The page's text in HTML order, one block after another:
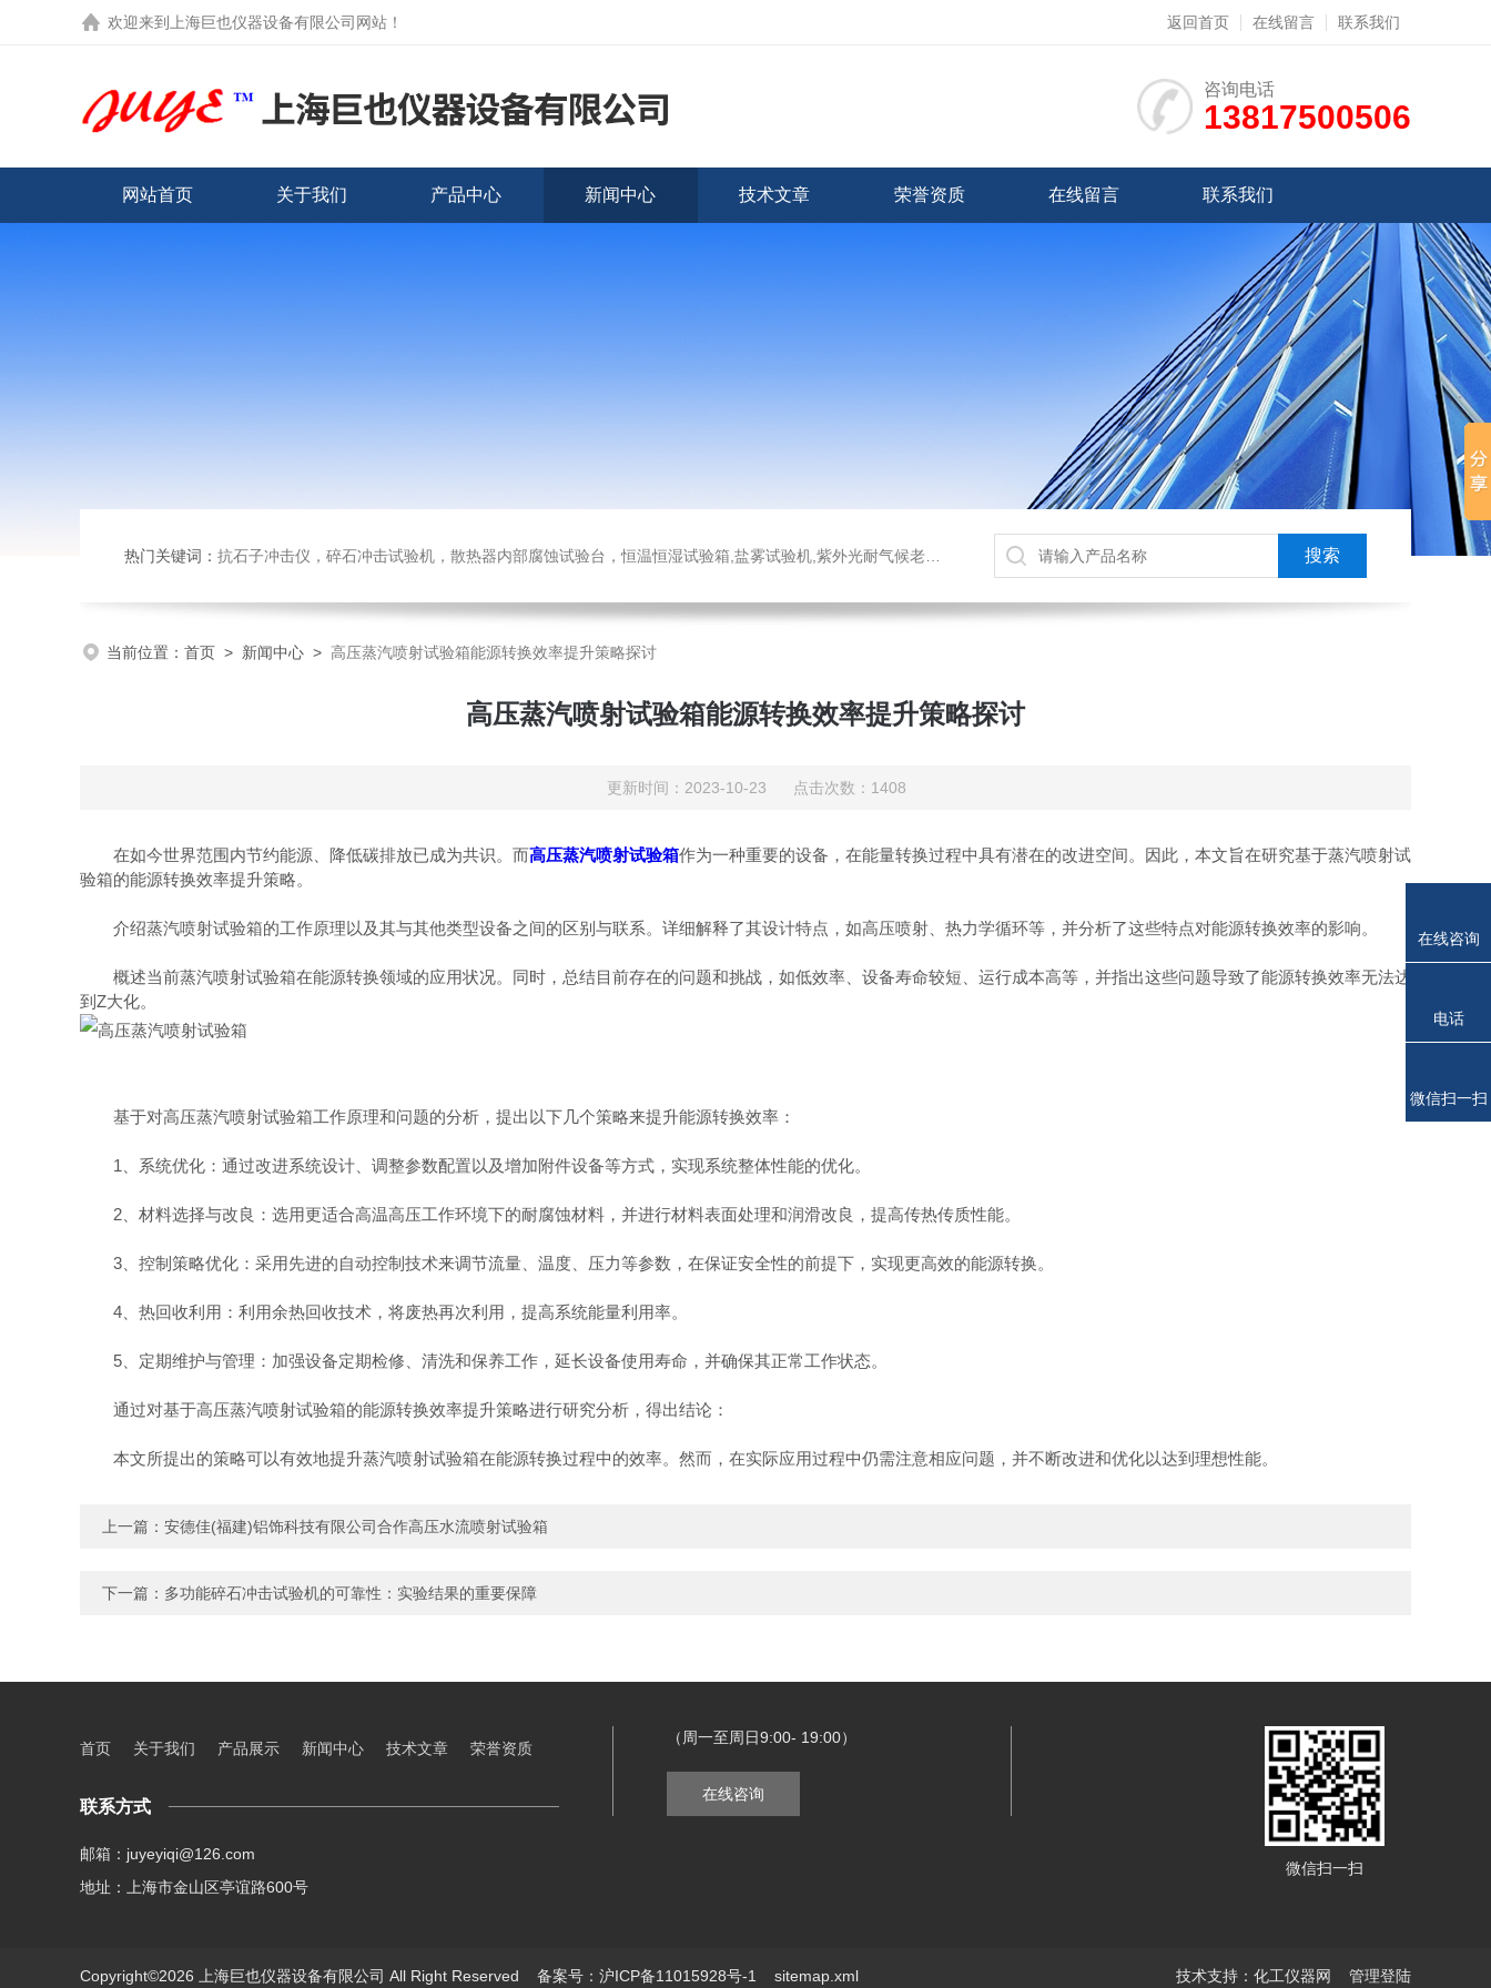
欢迎来到 上海巨也仪器设备有限公司网站 ！ 返回首页 在线留言 联系我们
咨询电话
13817500506
网站首页 关于我们 产品中心 新闻中心 技术文章 荣誉资质 在线留言 联系我们
热门关键词： 抗石子冲击仪，碎石冲击试验机，散热器内部腐蚀试验台，恒温恒湿试验箱,盐雾试验机,紫外光耐气候老化试验箱,氙灯老化试验箱，沙尘试验箱，淋雨试验箱，汽车内饰材料燃烧试验机
当前位置： 首页 > 新闻中心 > 高压蒸汽喷射试验箱能源转换效率提升策略探讨
高压蒸汽喷射试验箱能源转换效率提升策略探讨
更新时间：2023-10-23 点击次数：1408
在如今世界范围内节约能源、降低碳排放已成为共识。而高压蒸汽喷射试验箱作为一种重要的设备，在能量转换过程中具有潜在的改进空间。因此，本文旨在研究基于蒸汽喷射试
验箱的能源转换效率提升策略。
介绍蒸汽喷射试验箱的工作原理以及其与其他类型设备之间的区别与联系。详细解释了其设计特点，如高压喷射、热力学循环等，并分析了这些特点对能源转换效率的影响。
概述当前蒸汽喷射试验箱在能源转换领域的应用状况。同时，总结目前存在的问题和挑战，如低效率、设备寿命较短、运行成本高等，并指出这些问题导致了能源转换效率无法达
到Z大化。
基于对高压蒸汽喷射试验箱工作原理和问题的分析，提出以下几个策略来提升能源转换效率：
1、系统优化：通过改进系统设计、调整参数配置以及增加附件设备等方式，实现系统整体性能的优化。
2、材料选择与改良：选用更适合高温高压工作环境下的耐腐蚀材料，并进行材料表面处理和润滑改良，提高传热传质性能。
3、控制策略优化：采用先进的自动控制技术来调节流量、温度、压力等参数，在保证安全性的前提下，实现更高效的能源转换。
4、热回收利用：利用余热回收技术，将废热再次利用，提高系统能量利用率。
5、定期维护与管理：加强设备定期检修、清洗和保养工作，延长设备使用寿命，并确保其正常工作状态。
通过对基于高压蒸汽喷射试验箱的能源转换效率提升策略进行研究分析，得出结论：
本文所提出的策略可以有效地提升蒸汽喷射试验箱在能源转换过程中的效率。然而，在实际应用过程中仍需注意相应问题，并不断改进和优化以达到理想性能。
上一篇： 安德佳(福建)铝饰科技有限公司合作高压水流喷射试验箱
下一篇： 多功能碎石冲击试验机的可靠性：实验结果的重要保障
首页 关于我们 产品展示 新闻中心 技术文章 荣誉资质
联系方式
邮箱：juyeyiqi@126.com
地址：上海市金山区亭谊路600号
（周一至周日9:00- 19:00）
在线咨询
微信扫一扫
Copyright©2026 上海巨也仪器设备有限公司 All Right Reserved 备案号：沪ICP备11015928号-1 sitemap.xml 技术支持： 化工仪器网 管理登陆
在线咨询
电话
微信扫一扫